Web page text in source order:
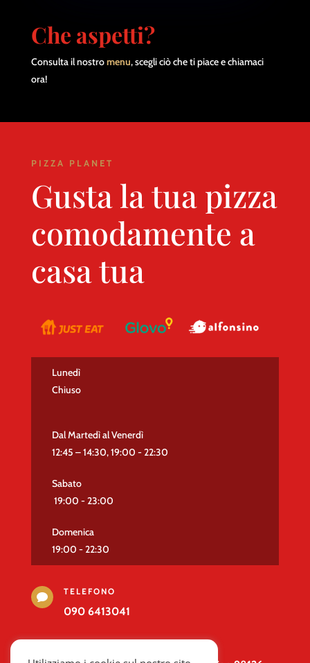
Che aspetti?
Consulta il nostromenu, scegli ciò che ti piace e chiamaci
ora!
PIZZA PLANET
Gusta la tua pizza
comodamente a
casa tua
Lunedì
Chiuso
Dal Martedì al Venerdì
12:45 – 14:30, 19:00 - 22:30
Sabato
19:00 - 23:00
Domenica
19:00 - 22:30

TELEFONO
090 6413041